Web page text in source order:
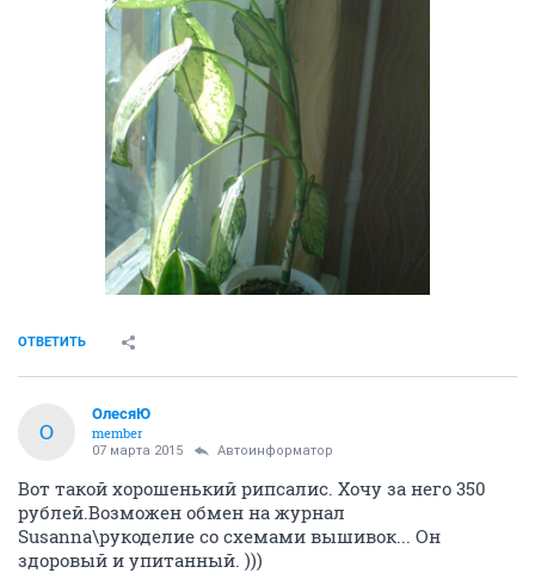
ОТВЕТИТЬ
О
ОлесяЮ
member
07 марта 2015 Автоинформатор
Вот такой хорошенький рипсалис. Хочу за него 350
рублей.Возможен обмен на журнал
Susanna\рукоделие со схемами вышивок... Он
здоровый и упитанный. )))